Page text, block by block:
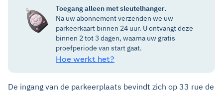
Toegang alleen met sleutelhanger.
Na uw abonnement verzenden we uw
parkeerkaart binnen 24 uur. U ontvangt deze
binnen 2 tot 3 dagen, waarna uw gratis
proefperiode van start gaat.
Hoe werkt het?
De ingang van de parkeerplaats bevindt zich op 33 rue de